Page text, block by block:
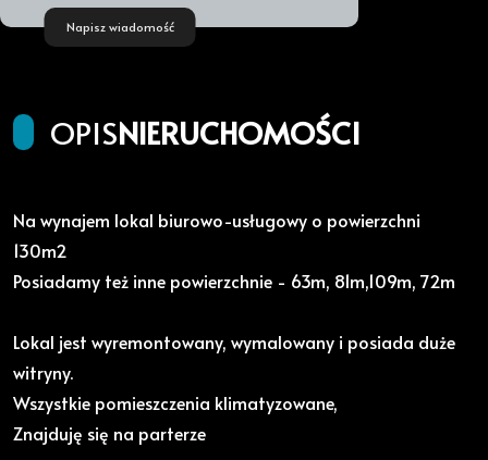
Napisz wiadomość
OPISNIERUCHOMOŚCI
Na wynajem lokal biurowo-usługowy o powierzchni
130m2
Posiadamy też inne powierzchnie - 63m, 81m,109m, 72m
Lokal jest wyremontowany, wymalowany i posiada duże
witryny.
Wszystkie pomieszczenia klimatyzowane,
Znajduję się na parterze